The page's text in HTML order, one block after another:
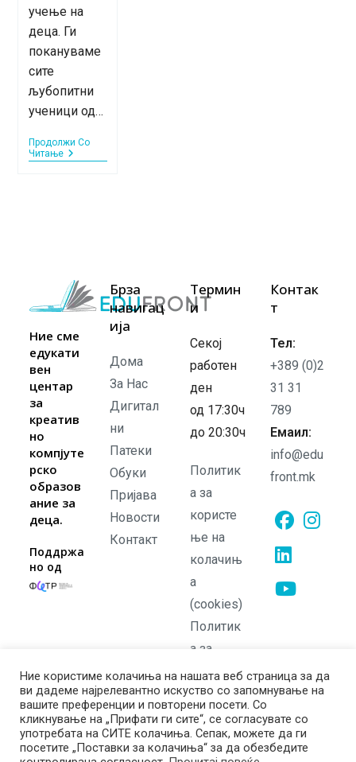
учење на
деца. Ги
покануваме
сите
љубопитни
ученици од…
Продолжи Со
ЧитањеСептемвриски
Ние сме
едукати
вен
центар
за
креатив
но
компјуте
рско
образов
ание за
деца.
Поддржа
но од
Брза
навигац
ија
Дома
За Нас
Дигитал
ни
Патеки
Обуки
Пријава
Новости
Контакт
Термин
и
Секој
работен
ден
од 17:30ч
до 20:30ч
Политик
а за
користе
ње на
колачињ
а
(cookies)
Политик
а за
приватно
ст
Политик
а на
Контак
т
Тел:
+389 (0)2
31 31
789
Емаил:
info@edu
front.mk
Opens
in
aOpens
new
tab
Ние користиме колачиња на нашата веб страница за да
ви дадеме најрелевантно искуство со запомнување на
вашите преференции и повторени посети. Со
кликнување на „Прифати ги сите“, се согласувате со
употребата на СИТЕ колачиња. Сепак, можете да ги
посетите „Поставки за колачиња“ за да обезбедите